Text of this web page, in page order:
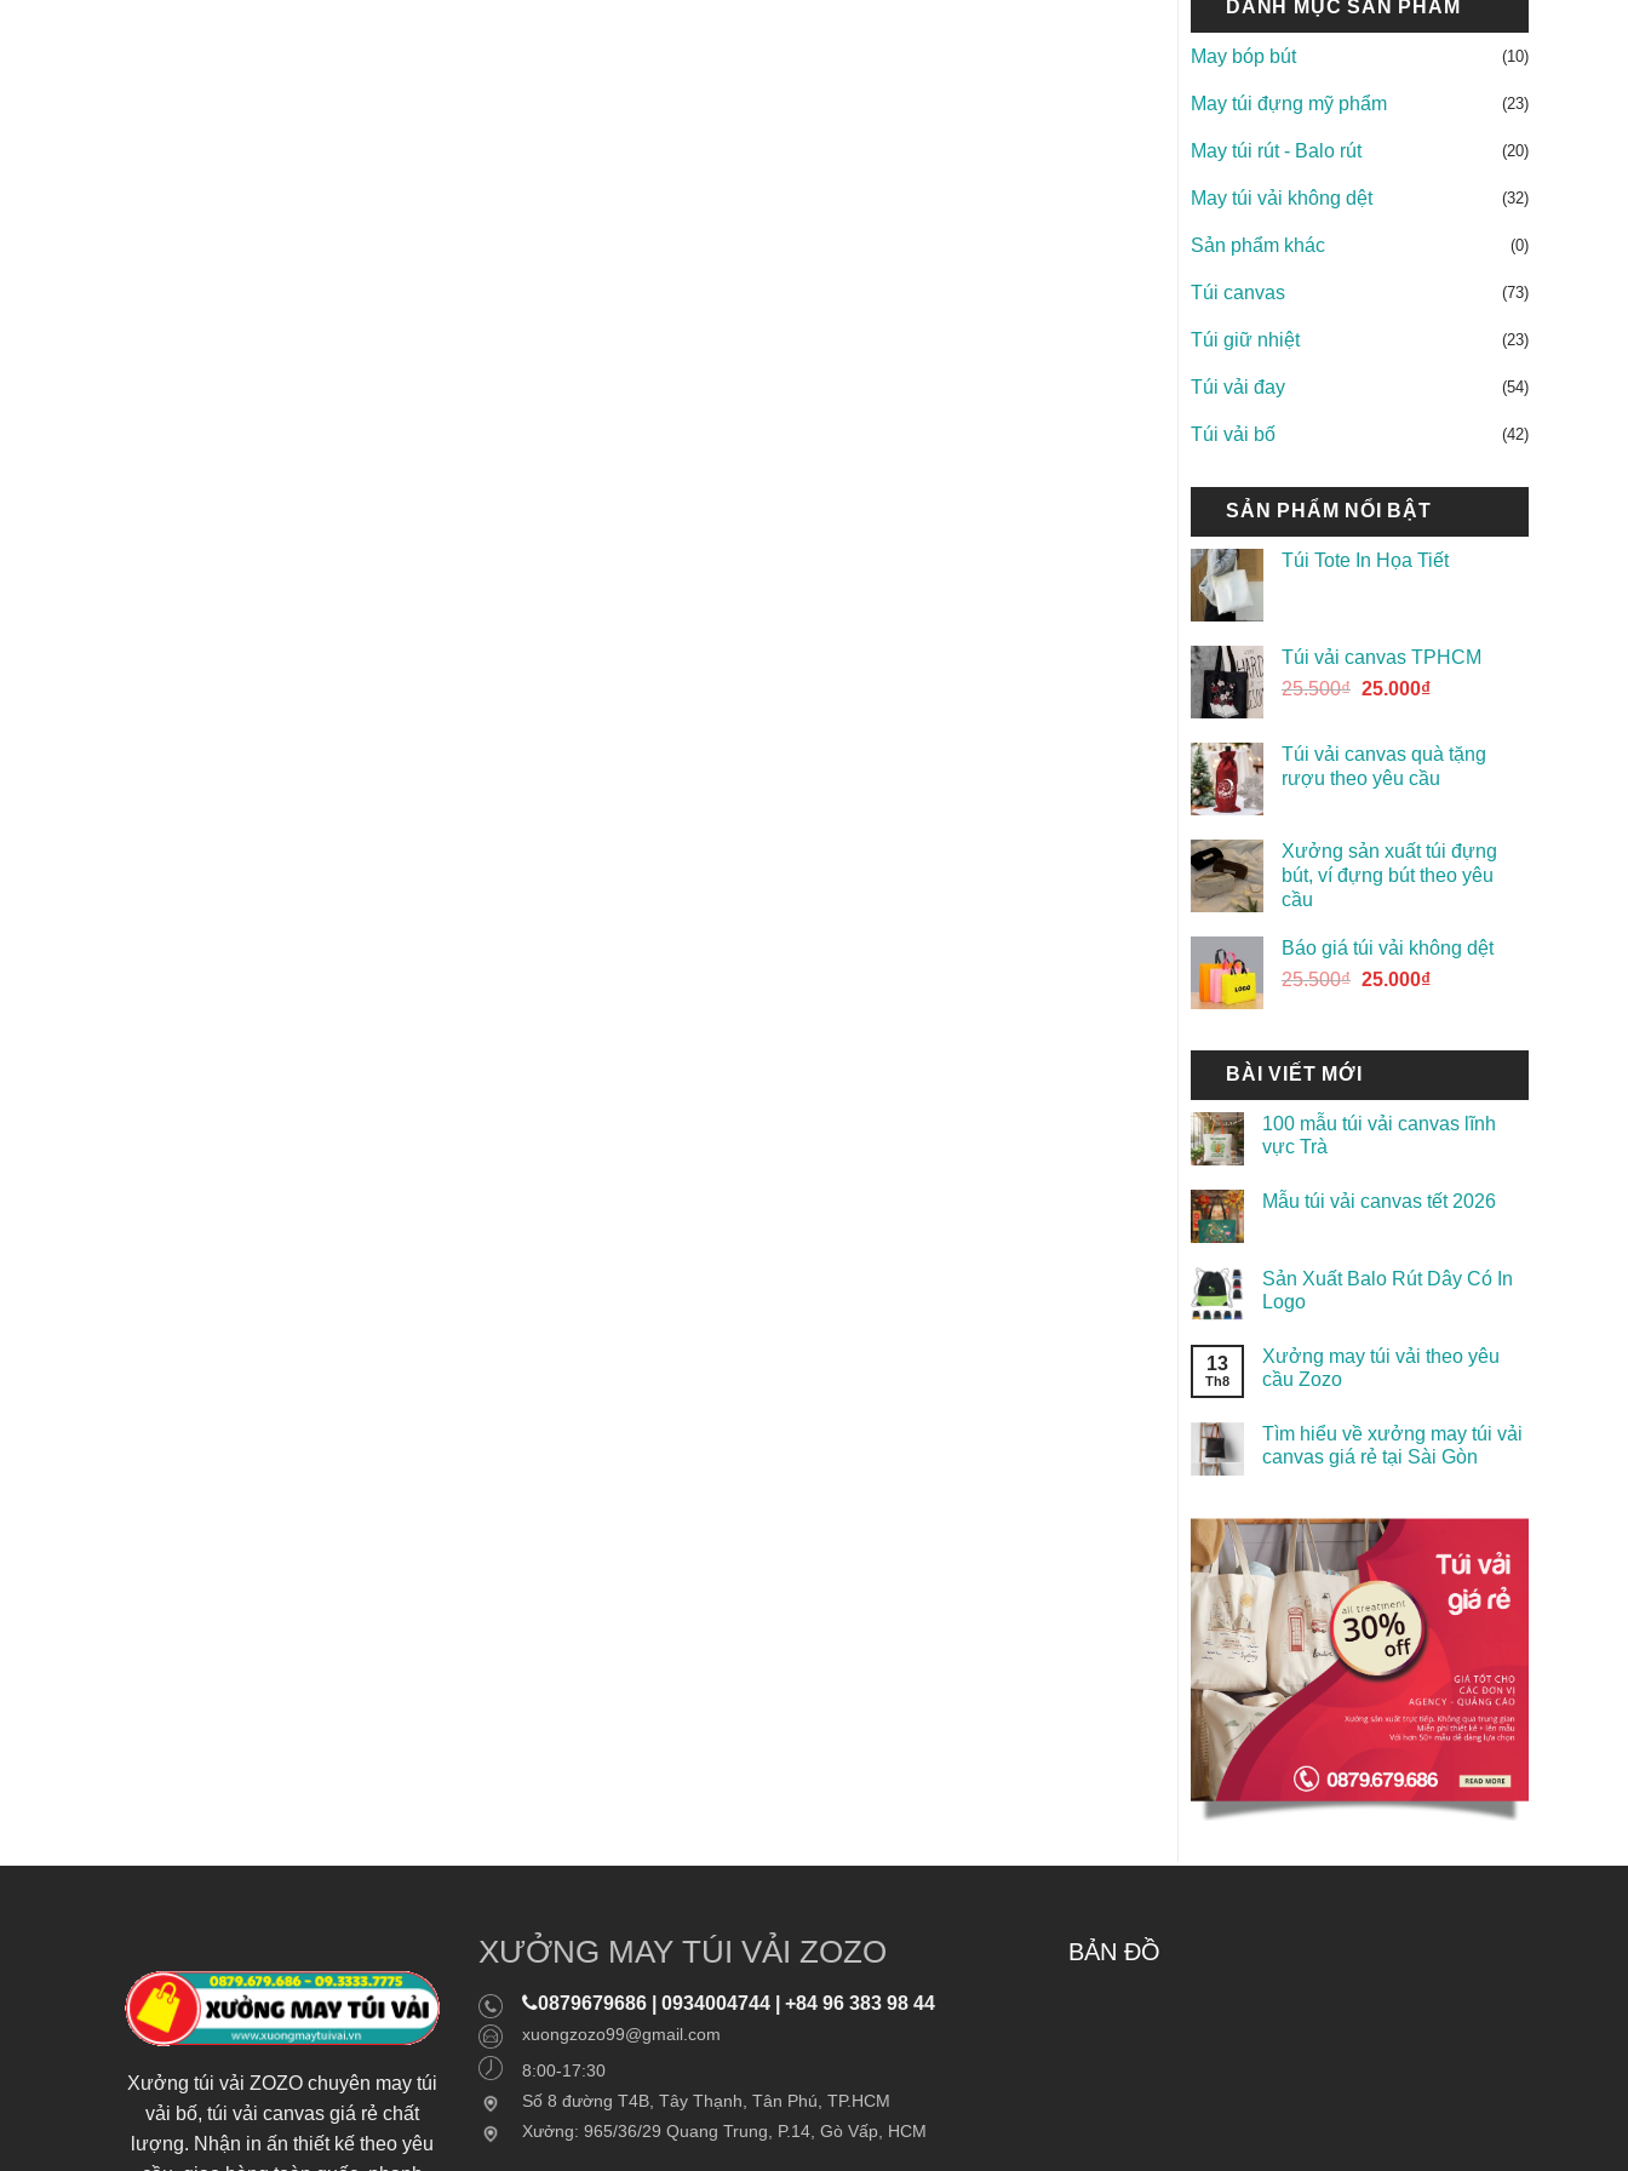
DANH MỤC SẢN PHẨM
May bóp bút (10)
May túi đựng mỹ phẩm (23)
May túi rút - Balo rút (20)
May túi vải không dệt (32)
Sản phẩm khác (0)
Túi canvas (73)
Túi giữ nhiệt (23)
Túi vải đay (54)
Túi vải bố (42)
SẢN PHẨM NỔI BẬT
Túi Tote In Họa Tiết
Túi vải canvas TPHCM
25.500₫ 25.000₫
Túi vải canvas quà tặng
rượu theo yêu cầu
Xưởng sản xuất túi đựng
bút, ví đựng bút theo yêu
cầu
Báo giá túi vải không dệt
25.500₫ 25.000₫
BÀI VIẾT MỚI
100 mẫu túi vải canvas lĩnh
vực Trà
Mẫu túi vải canvas tết 2026
Sản Xuất Balo Rút Dây Có In
Logo
13
Th8
Xưởng may túi vải theo yêu
cầu Zozo
Tìm hiểu về xưởng may túi vải
canvas giá rẻ tại Sài Gòn
Xưởng túi vải ZOZO chuyên may túi
vải bố, túi vải canvas giá rẻ chất
lượng. Nhận in ấn thiết kế theo yêu
XƯỞNG MAY TÚI VẢI ZOZO
0879679686 | 0934004744 | +84 96 383 98 44
xuongzozo99@gmail.com
8:00-17:30
Số 8 đường T4B, Tây Thạnh, Tân Phú, TP.HCM
Xưởng: 965/36/29 Quang Trung, P.14, Gò Vấp, HCM
BẢN ĐỒ